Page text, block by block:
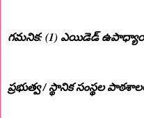
గమనిక: (1) ఎయిడెడ్
ప్రభుత్వ / స్థానిక సంస్థల